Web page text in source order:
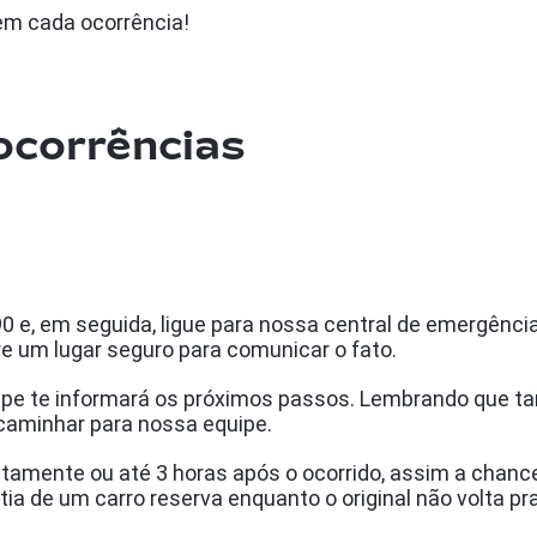
cada ocorrência!
em seguida, ligue para nossa central de
um lugar seguro para comunicar o fato.
te informará os próximos passos. Lembrando que
para nossa equipe.
ou até 3 horas após o ocorrido, assim a
de um carro reserva enquanto o original não volta